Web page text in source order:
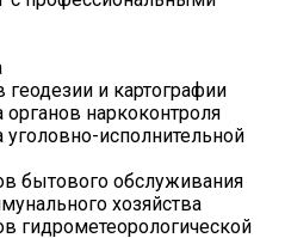
и картографии
наркоконтроля
исполнительной
бытового обслуживания
хозяйства
гидрометеорологической